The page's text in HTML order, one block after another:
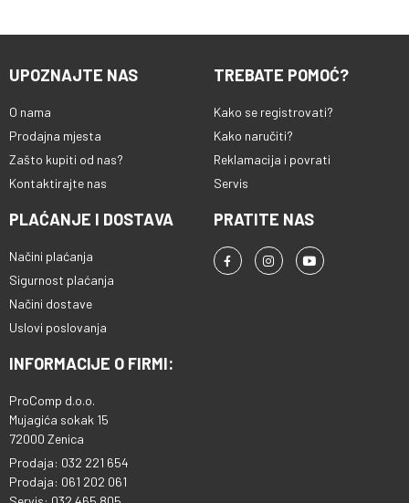
UPOZNAJTE NAS
O nama
Prodajna mjesta
Zašto kupiti od nas?
Kontaktirajte nas
TREBATE POMOĆ?
Kako se registrovati?
Kako naručiti?
Reklamacija i povrati
Servis
PLAĆANJE I DOSTAVA
Načini plaćanja
Sigurnost plaćanja
Načini dostave
Uslovi poslovanja
PRATITE NAS
INFORMACIJE O FIRMI:
ProComp d.o.o.
Mujagića sokak 15
72000 Zenica
Prodaja: 032 221 654
Prodaja: 061 202 061